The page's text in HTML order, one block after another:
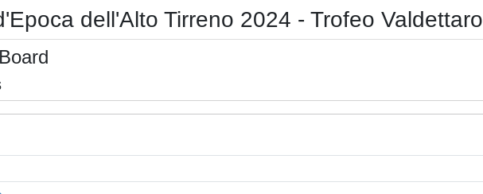
dell'Alto Tirreno 2024 - Trofeo Valdettaro